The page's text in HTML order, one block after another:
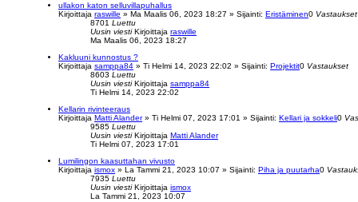
ullakon katon selluvillapuhallus
Kirjoittaja raswille » Ma Maalis 06, 2023 18:27 » Sijainti: Eristäminen0 Vastaukset
8701 Luettu
Uusin viesti Kirjoittaja raswille
Ma Maalis 06, 2023 18:27
Kakluuni kunnostus ?
Kirjoittaja samppa84 » Ti Helmi 14, 2023 22:02 » Sijainti: Projektit0 Vastaukset
8603 Luettu
Uusin viesti Kirjoittaja samppa84
Ti Helmi 14, 2023 22:02
Kellarin rivinteeraus
Kirjoittaja Matti Alander» Ti Helmi 07, 2023 17:01 » Sijainti: Kellari ja sokkeli0
9585 Luettu
Uusin viesti Kirjoittaja Matti Alander
Ti Helmi 07, 2023 17:01
Lumilingon kaasuttahan vivusto
Kirjoittaja ismox » La Tammi 21, 2023 10:07 » Sijainti: Piha ja puutarha0
7935 Luettu
Uusin viesti Kirjoittaja ismox
La Tammi 21, 2023 10:07